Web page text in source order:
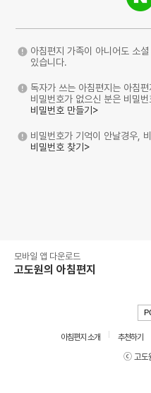
아침편지 가족이 아니어도 소
있습니다.
독자가 쓰는 아침편지는 아침
비밀번호가 없으신 분은 비밀
비밀번호 만들기>
비밀번호가 기억이 안날경우,
비밀번호 찾기>
모바일 앱 다운로드
고도원의 아침편지
아침편지 소개 추천하기
ⓒ 고도